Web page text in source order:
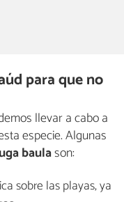
para que no
llevar a cabo a
especie. Algunas
baulason:
sobre las playas, ya